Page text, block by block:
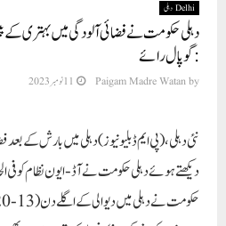
Delhi دہلی
دہلی حکومت نے فضائی آلودگی میں بہتری کے
:گوپال رائے
by
Paigam Madre Watan 11 نومبر 2023
نئی دہلی، (پی ایم ڈبلیو نیوز )دہلی میں بارش کے
دیکھتے ہوئے دہلی حکومت نے آڈ-ایون نظام کو فی